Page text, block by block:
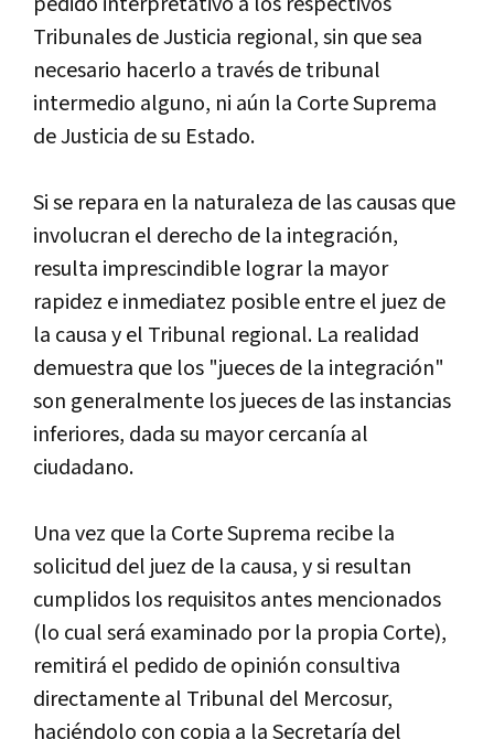
Tribunales de Justicia regional, sin que sea
necesario hacerlo a través de tribunal
intermedio alguno, ni aún la Corte Suprema
de Justicia de su Estado.
Si se repara en la naturaleza de las causas que
involucran el derecho de la integración,
resulta imprescindible lograr la mayor
rapidez e inmediatez posible entre el juez de
la causa y el Tribunal regional. La realidad
demuestra que los "jueces de la integración"
son generalmente los jueces de las instancias
inferiores, dada su mayor cercaní­a al
ciudadano.
Una vez que la Corte Suprema recibe la
solicitud del juez de la causa, y si resultan
cumplidos los requisitos antes mencionados
(lo cual será examinado por la propia Corte),
remitirá el pedido de opinión consultiva
directamente al Tribunal del Mercosur,
haciéndolo con copia a la Secretarí­a del